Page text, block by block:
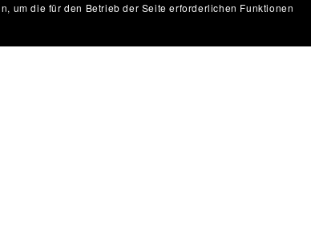
um die für den Betrieb der Seite erforderlichen Funktionen